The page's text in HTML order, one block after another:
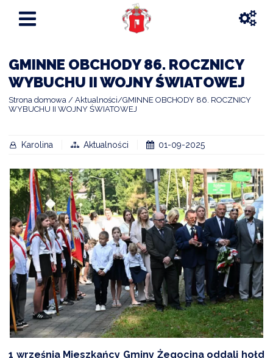
OBSŁUGI
GMINNE OBCHODY 86. ROCZNICY
WYBUCHU II WOJNY ŚWIATOWEJ
Strona domowa Aktualności GMINNE OBCHODY 86. ROCZNICY
WYBUCHU II WOJNY ŚWIATOWEJ
Karolina Aktualności 01-09-2025
1 września Mieszkańcy Gminy Żegocina oddali hołd